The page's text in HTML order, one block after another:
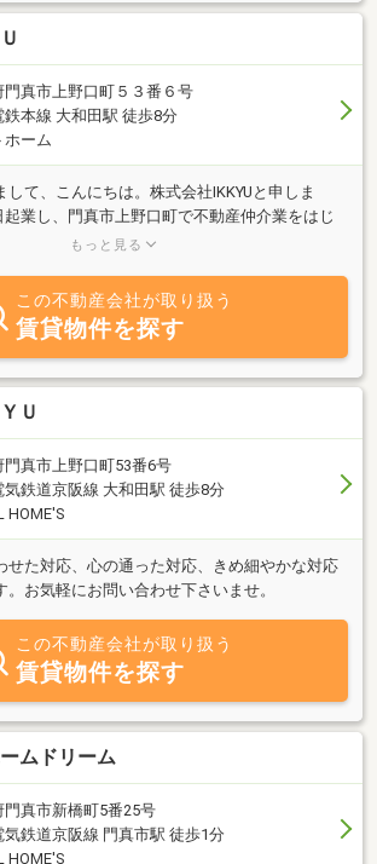
長年培って来た地域のネットワークを生かし、
ご来店お待ちしております。
門真市上野口町５３番６号
鉄本線 大和田駅 徒歩8分
ホーム
て、こんにちは。株式会社IKKYUと申しま
業し、門真市上野口町で不動産仲介業をはじ
て、お役に立ち喜んで頂けるように取り組んで
もっと見る
この不動産会社が取り扱う
賃貸物件を探す
Ｕ
門真市上野口町53番6号
気鉄道京阪線 大和田駅 徒歩8分
HOME'S
せた対応、心の通った対応、きめ細やかな対応
。お気軽にお問い合わせ下さいませ。
この不動産会社が取り扱う
賃貸物件を探す
ムドリーム
門真市新橋町5番25号
気鉄道京阪線 門真市駅 徒歩1分
HOME'S